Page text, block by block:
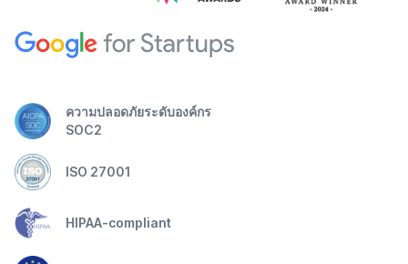
ความปลอดภัยระดับองค์กร
SOC2
ISO 27001
HIPAA-compliant